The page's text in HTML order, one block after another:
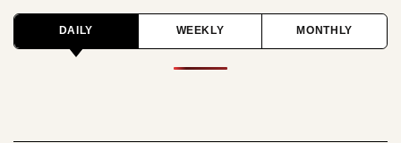
DAILY WEEKLY MONTHLY